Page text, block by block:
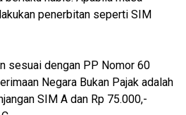
penerbitan seperti SIM
sesuai dengan PP Nomor 60
Negara Bukan Pajak adalah
SIM A dan Rp 75.000,-